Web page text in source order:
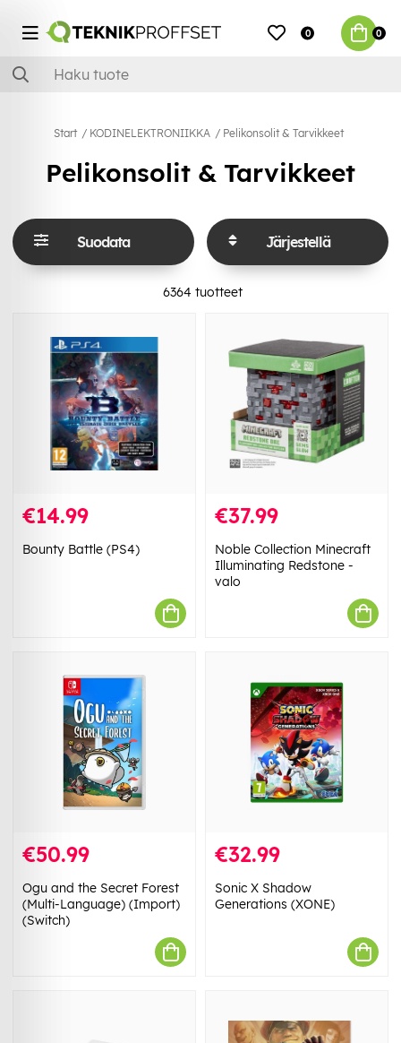
0 0
Start KODINELEKTRONIIKKA Pelikonsolit & Tarvikkeet
Pelikonsolit & Tarvikkeet
Suodata Järjestellä
6364 tuotteet
€14.99
Bounty Battle (PS4)
€37.99
Noble Collection Minecraft
Illuminating Redstone -
valo
€50.99
Ogu and the Secret Forest
(Multi-Language) (Import)
(Switch)
€32.99
Sonic X Shadow
Generations (XONE)